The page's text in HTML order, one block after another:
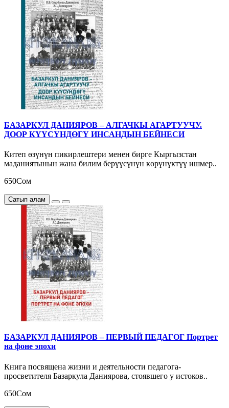
БАЗАРКУЛ ДАНИЯРОВ – АЛГАЧКЫ АГАРТУУЧУ.
ДООР КҮҮСҮНДӨГҮ ИНСАНДЫН БЕЙНЕСИ
Китеп өзүнүн пикирлештери менен бирге Кыргызстан
маданиятынын жана билим берүүсүнүн көрүнүктүү ишмер..
650Сом
Сатып алам
БАЗАРКУЛ ДАНИЯРОВ – ПЕРВЫЙ ПЕДАГОГ Портрет
на фоне эпохи
Книга посвящена жизни и деятельности педагога-
просветителя Базаркула Даниярова, стоявшего у истоков..
650Сом